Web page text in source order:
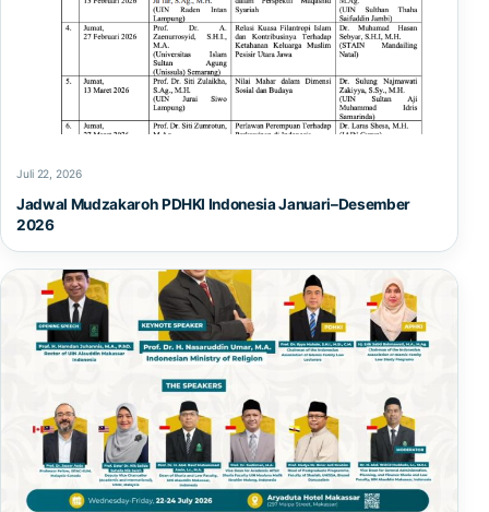
Juli 22, 2026
Jadwal Mudzakaroh PDHKI Indonesia Januari–Desember
2026